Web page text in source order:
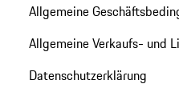
Allgemeine
Allgemeine Verkaufs- und
Datenschutzerklärung